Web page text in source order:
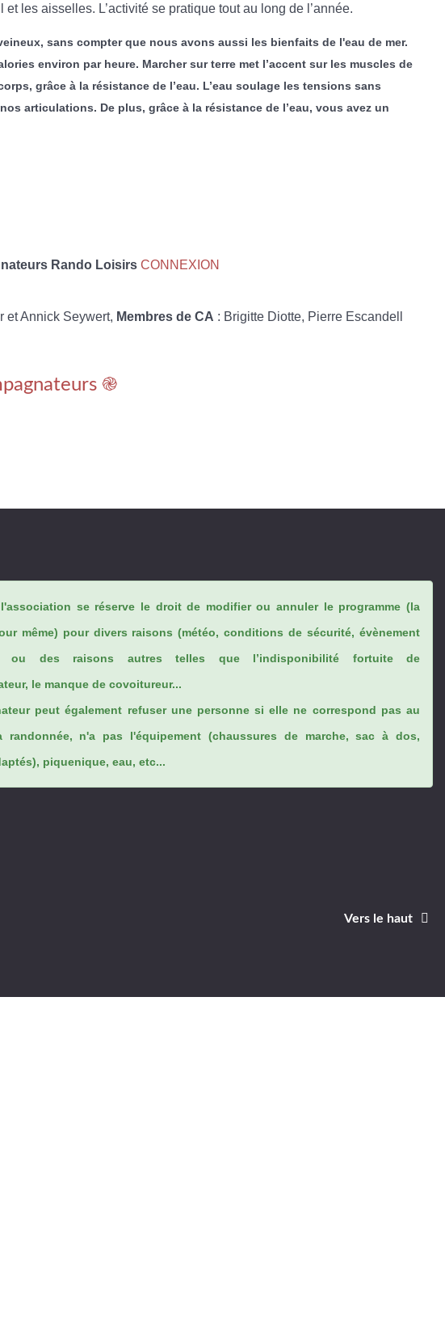
les aisselles. L’activité se pratique tout au long de l’année.
sans compter que nous avons aussi les bienfaits de l'eau de mer.
environ par heure. Marcher sur terre met l’accent sur les muscles de
grâce à la résistance de l’eau. L’eau soulage les tensions sans
articulations. De plus, grâce à la résistance de l’eau, vous avez un
Rando Loisirs CONNEXION
et Annick Seywert, Membres de CA : Brigitte Diotte, Pierre Escandell
֎
se réserve le droit de modifier ou annuler le programme (la
même) pour divers raisons (météo, conditions de sécurité, évènement
ou des raisons autres telles que l’indisponibilité fortuite de
le manque de covoitureur...
peut également refuser une personne si elle ne correspond pas au
randonnée, n'a pas l'équipement (chaussures de marche, sac à dos,
piquenique, eau, etc...
Vers le haut